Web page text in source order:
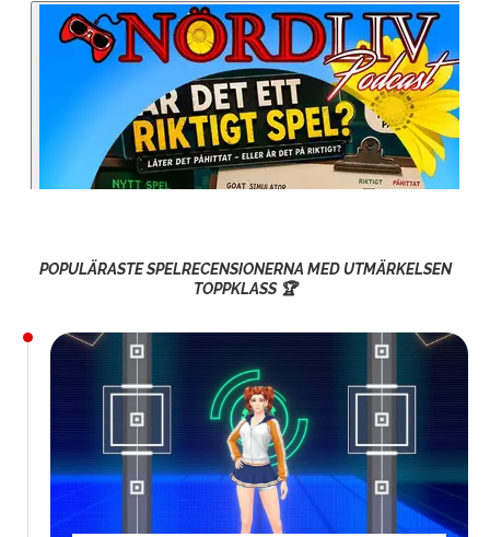
POPULÄRASTE SPELRECENSIONERNA MED UTMÄRKELSEN
TOPPKLASS 🏆